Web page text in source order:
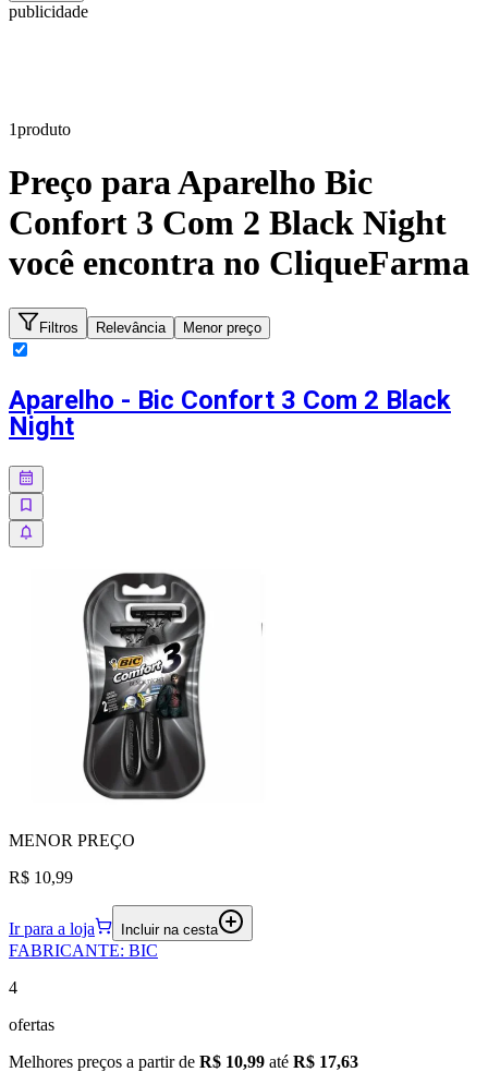
publicidade
1produto
Preço paraAparelho Bic
Confort 3 Com 2 Black Night
você encontra no CliqueFarma
Filtros Relevância Menor preço
Aparelho - Bic Confort 3 Com 2 Black
Night
MENOR PREÇO
R$ 10,99
Ir para a loja Incluir na cesta
FABRICANTE: BIC
4
ofertas
Melhores preços a partir de R$ 10,99 até R$ 17,63